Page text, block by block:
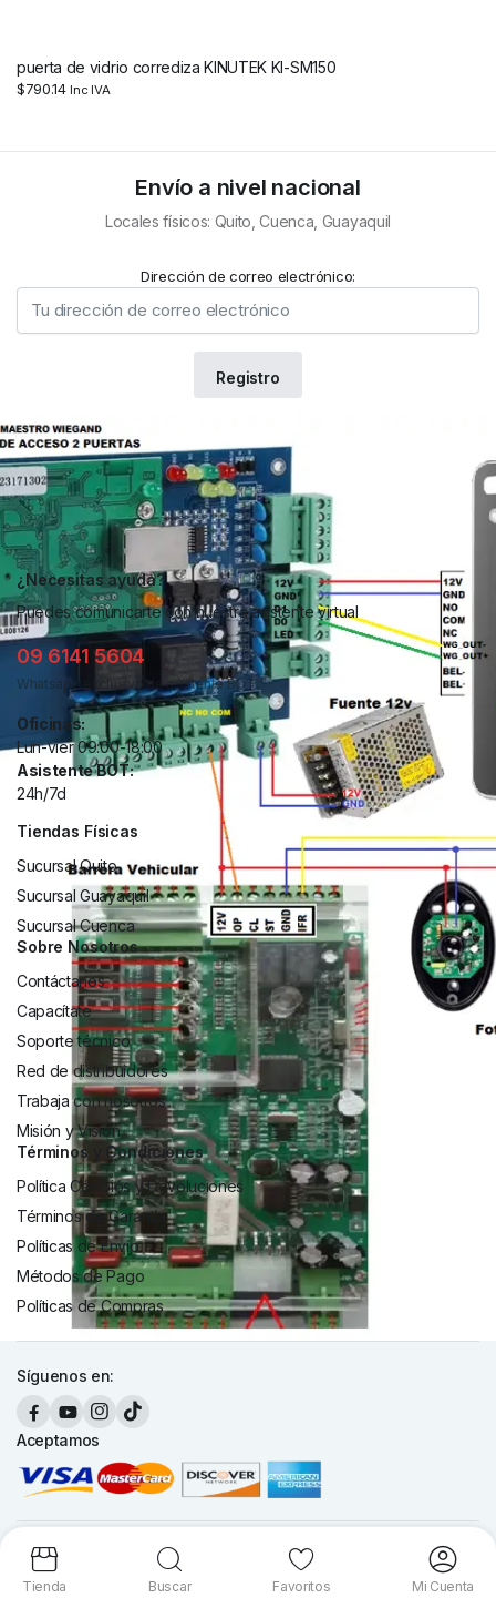
puerta de vidrio corrediza KINUTEK KI-SM150
$790.14 Inc IVA
Envío a nivel nacional
Locales físicos: Quito, Cuenca, Guayaquil
Dirección de correo electrónico:
¿Necesitas ayuda?
Puedes comunicarte con nuestra asistente virtual
09 6141 5604
Whatsapp exclusivo de asistente BOT.
Oficinas:
Lun-vier 09:00-18:00
Asistente BOT:
24h/7d
Tiendas Físicas
Sucursal Quito
Sucursal Guayaquil
Sucursal Cuenca
Sobre Nosotros
Contáctanos
Capacítate
Soporte técnico
Red de distribuidores
Trabaja con nosotros
Misión y Visión
Términos y Condiciones
Política Cámbios y Devoluciones
Términos de Garantía
Políticas de Envío
Métodos de Pago
Políticas de Compras
Síguenos en:
Aceptamos
Copyright 2026 © Cronte Technology S.A. Todos los derechos
reservados.
Tienda Buscar Favoritos Mi Cuenta